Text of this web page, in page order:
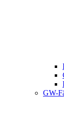
GW-